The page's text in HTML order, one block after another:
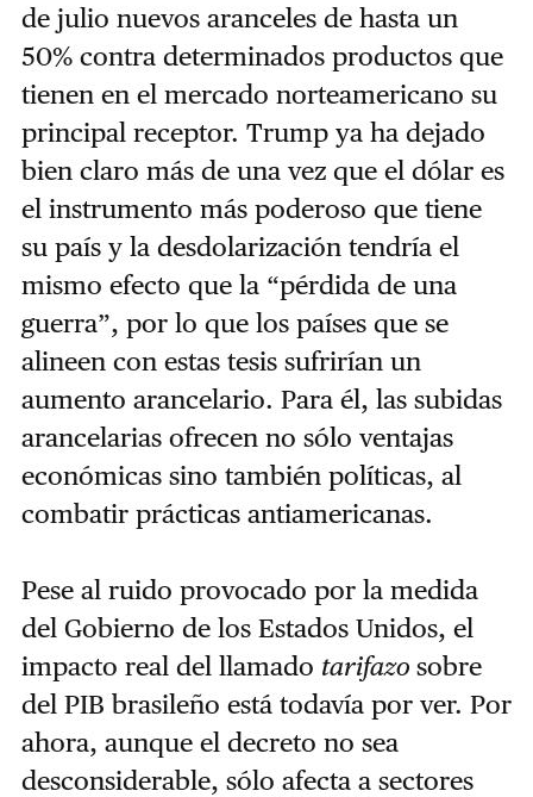
de julio nuevos aranceles de hasta un
50% contra determinados productos que
tienen en el mercado norteamericano su
principal receptor. Trump ya ha dejado
bien claro más de una vez que el dólar es
el instrumento más poderoso que tiene
su país y la desdolarización tendría el
mismo efecto que la “pérdida de una
guerra”, por lo que los países que se
alineen con estas tesis sufrirían un
aumento arancelario. Para él, las subidas
arancelarias ofrecen no sólo ventajas
económicas sino también políticas, al
combatir prácticas antiamericanas.
Pese al ruido provocado por la medida
del Gobierno de los Estados Unidos, el
impacto real del llamado tarifazo sobre
del PIB brasileño está todavía por ver. Por
ahora, aunque el decreto no sea
desconsiderable, sólo afecta a sectores